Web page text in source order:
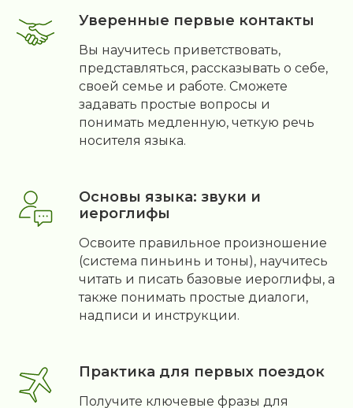
Уверенные первые контакты
Вы научитесь приветствовать,
представляться, рассказывать о себе,
своей семье и работе. Сможете
задавать простые вопросы и
понимать медленную, четкую речь
носителя языка.
Основы языка: звуки и
иероглифы
Освоите правильное произношение
(система пиньинь и тоны), научитесь
читать и писать базовые иероглифы, а
также понимать простые диалоги,
надписи и инструкции.
Практика для первых поездок
Получите ключевые фразы для